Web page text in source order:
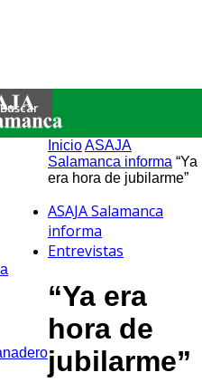
InicioASAJA
Salamanca informa “Ya
era hora de jubilarme”
ASAJA Salamanca
informa
Entrevistas
“Ya era
hora de
jubilarme”